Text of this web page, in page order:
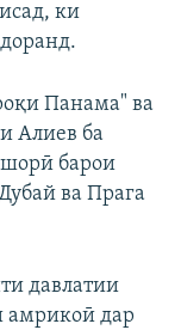
ки
Панама" ва
Алиев ба
барои
ва Прага
давлатии
амрикоӣ дар